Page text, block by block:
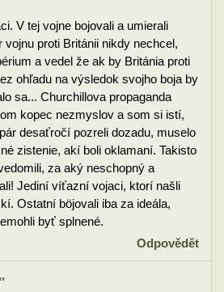
V tej vojne bojovali a umierali
vojnu proti Británii nikdy nechcel,
a vedel že ak by Británia proti
ohľadu na výsledok svojho boja by
sa... Churchillova propaganda
kopec nezmyslov a som si istí,
desaťročí pozreli dozadu, muselo
zistenie, akí boli oklamaní. Takisto
za aký neschopný a
Jediní víťazní vojaci, ktorí našli
Ostatní böjovali iba za ideála,
byť splnené.
Odpovědět